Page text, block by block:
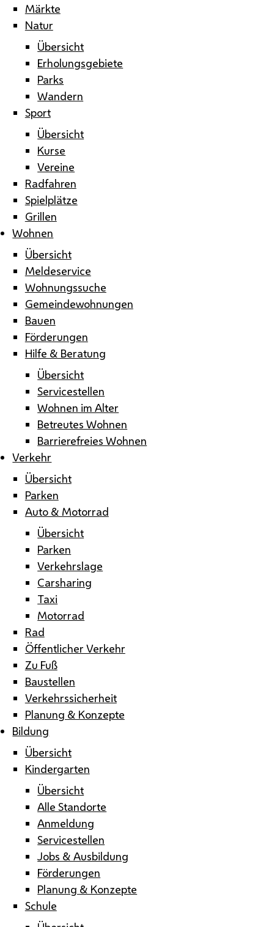
Märkte
Natur
Übersicht
Erholungsgebiete
Parks
Wandern
Sport
Übersicht
Kurse
Vereine
Radfahren
Spielplätze
Grillen
Wohnen
Übersicht
Meldeservice
Wohnungssuche
Gemeindewohnungen
Bauen
Förderungen
Hilfe & Beratung
Übersicht
Servicestellen
Wohnen im Alter
Betreutes Wohnen
Barrierefreies Wohnen
Verkehr
Übersicht
Parken
Auto & Motorrad
Übersicht
Parken
Verkehrslage
Carsharing
Taxi
Motorrad
Rad
Öffentlicher Verkehr
Zu Fuß
Baustellen
Verkehrssicherheit
Planung & Konzepte
Bildung
Übersicht
Kindergarten
Übersicht
Alle Standorte
Anmeldung
Servicestellen
Jobs & Ausbildung
Förderungen
Planung & Konzepte
Schule